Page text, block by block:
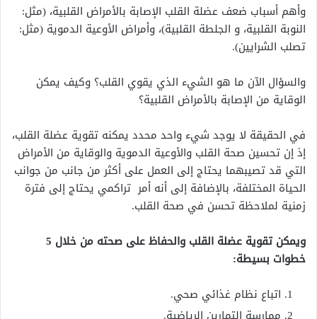
وأهم أسباب ضعف عضلة القلب الإصابة بالأمراض القلبية، (مثل:
النوبة القلبية، و الجلطة القلبية)، وأمراض الأوعية الدموية (مثل:
تصلب الشرايين).
والسؤال الآن ما هو الشيء الذي يقوي القلب؟ وكيف يمكن
الوقاية من الإصابة بالأمراض القلبية؟
في الحقيقة لا يوجد شيء واحد محدد يمكنه تقوية عضلة القلب،
إذ إن تحسين صحة القلب والأوعية الدموية والوقاية من الأمراض
التي قد تصيبهما يحتاج إلى العمل على أكثر من جانب من جوانب
الحياة المختلفة، بالإضافة إلى أنه أمر تراكمي يحتاج إلى فترة
زمنية لملاحظة تحسن في صحة القلب.
ويمكن تقوية عضلة القلب والحفاظ على صحته من خلال 5
خطوات بسيطة:
اتباع نظام غذائي صحي.